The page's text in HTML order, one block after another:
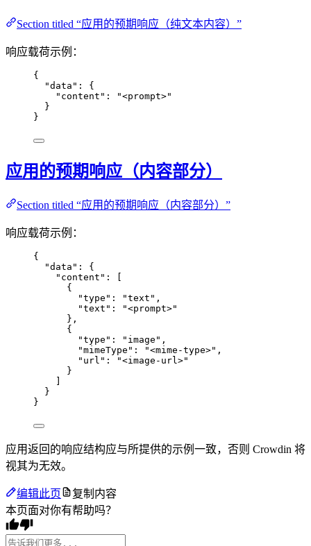
Section titled “应用的预期响应（纯文本内容）”
响应载荷示例：
{
"data" : {
"content" : "<prompt>"
}
}
应用的预期响应（内容部分）
Section titled “应用的预期响应（内容部分）”
响应载荷示例：
{
"data" : {
"content" : [
{
"type" : "text " ,
"text" : "<prompt>"
},
{
"type" : " image " ,
"mimeType" : "<mime-type>" ,
"url" : "<image-url>"
}
}
}
应用返回的响应结构应与所提供的示例一致，否则 Crowdin 将
视其为无效。
编辑此页
复制内容
本页面对你有帮助吗？